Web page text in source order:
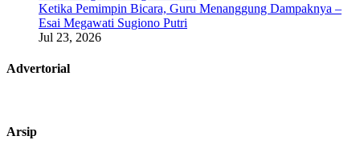
Ketika Pemimpin Bicara, Guru Menanggung Dampaknya –
Esai Megawati Sugiono Putri
Jul 23, 2026
Advertorial
Arsip